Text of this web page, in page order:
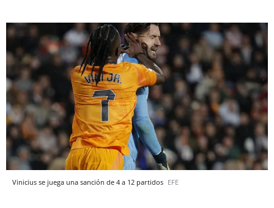
Vinicius se juega una sanción de 4 a 12 partidos EFE